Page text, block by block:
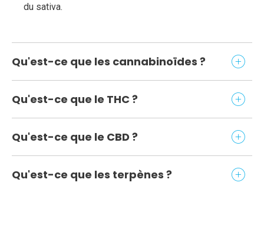
du sativa.
Qu'est-ce que les cannabinoïdes ?
Qu'est-ce que le THC ?
Qu'est-ce que le CBD ?
Qu'est-ce que les terpènes ?